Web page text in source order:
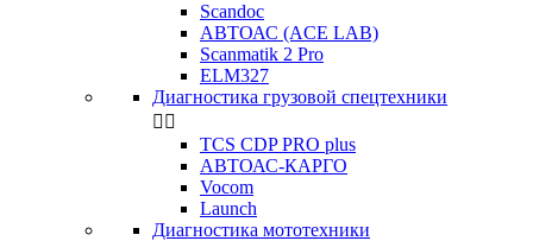
Scandoc
АВТОАС (ACE LAB)
Scanmatik 2 Pro
ELM327
Диагностика грузовой спецтехники
 
TCS CDP PRO plus
АВТОАС-КАРГО
Vocom
Launch
Диагностика мототехники